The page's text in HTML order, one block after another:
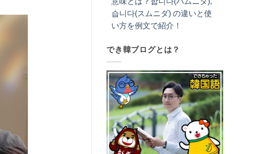
습니다(スムニダ) の違いと使
い方を例文で紹介！
でき韓ブログとは？